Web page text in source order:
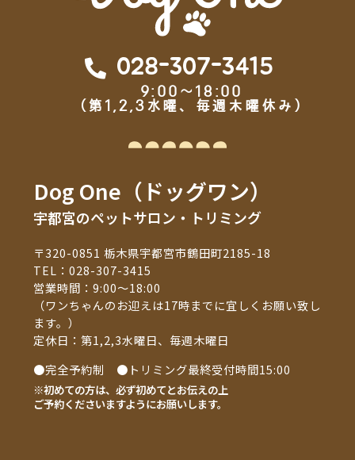
028-307-3415
9:00～18:00
（第1,2,3水曜、毎週木曜休み）
Dog One（ドッグワン）
宇都宮のペットサロン・トリミング
〒320-0851 栃木県宇都宮市鶴田町2185-18
TEL：028-307-3415
営業時間：9:00～18:00
（ワンちゃんのお迎えは17時までに宜しくお願い致し
ます。）
定休日：第1,2,3水曜日、毎週木曜日
●完全予約制 ●トリミング最終受付時間15:00
※初めての方は、必ず初めてとお伝えの上
ご予約くださいますようにお願いします。